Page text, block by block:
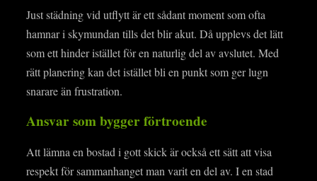
Just städning vid utflytt är ett sådant moment som ofta
hamnar i skymundan tills det blir akut. Då upplevs det lätt
som ett hinder istället för en naturlig del av avslutet. Med
rätt planering kan det istället bli en punkt som ger lugn
snarare än frustration.
Ansvar som bygger förtroende
Att lämna en bostad i gott skick är också ett sätt att visa
respekt för sammanhanget man varit en del av. I en stad